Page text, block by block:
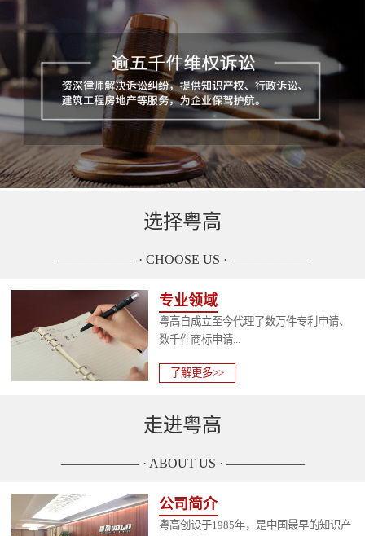
选择粤高
—————— · CHOOSE US · ——————
专业领域
粤高自成立至今代理了数万件专利申请、
数千件商标申请...
了解更多>>
走进粤高
—————— · ABOUT US · ——————
公司简介
粤高创设于1985年，是中国最早的知识产